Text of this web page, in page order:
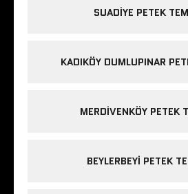
SUADIYE PETEK
KADIKÖY DUMLUPINAR
MERDIVENKÖY PETEK
BEYLERBEYI PETEK